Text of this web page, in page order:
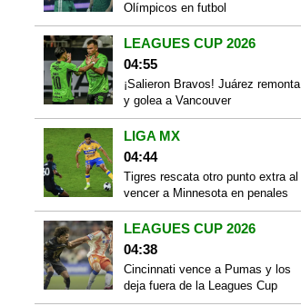
Olímpicos en futbol
LEAGUES CUP 2026
04:55
¡Salieron Bravos! Juárez remonta
y golea a Vancouver
LIGA MX
04:44
Tigres rescata otro punto extra al
vencer a Minnesota en penales
LEAGUES CUP 2026
04:38
Cincinnati vence a Pumas y los
deja fuera de la Leagues Cup